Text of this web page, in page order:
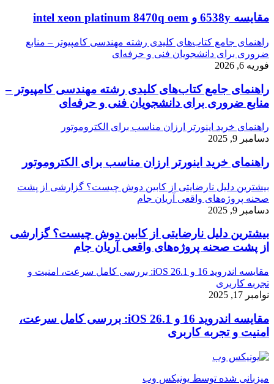
مقایسه 6538y و intel xeon platinum 8470q oem
راهنمای جامع کتاب‌های کلیدی رشته مهندسی کامپیوتر – منابع
ضروری برای دانشجویان فنی و حرفه‌ای
فوریه 6, 2026
راهنمای جامع کتاب‌های کلیدی رشته مهندسی کامپیوتر –
منابع ضروری برای دانشجویان فنی و حرفه‌ای
راهنمای خرید اینورتر ارزان مناسب برای الکتروموتور
دسامبر 9, 2025
راهنمای خرید اینورتر ارزان مناسب برای الکتروموتور
بیشترین دلیل نارضایتی از کابین دوش چیست؟ گزارشی از پشت
صحنه پروژه‌های واقعی آریان جام
دسامبر 9, 2025
بیشترین دلیل نارضایتی از کابین دوش چیست؟ گزارشی
از پشت صحنه پروژه‌های واقعی آریان جام
مقایسه اندروید 16 و iOS 26.1: بررسی کامل سرعت، امنیت و
تجربه کاربری
نوامبر 17, 2025
مقایسه اندروید 16 و iOS 26.1: بررسی کامل سرعت،
امنیت و تجربه کاربری
میزبانی شده توسط یونیکس وب